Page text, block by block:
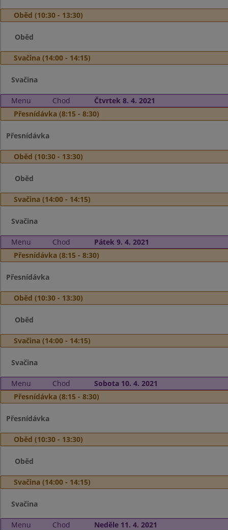
Oběd (10:30 - 13:30)
Oběd
Svačina (14:00 - 14:15)
Svačina
Menu Chod
Čtvrtek 8. 4. 2021
Přesnídávka (8:15 - 8:30)
Přesnídávka
Oběd (10:30 - 13:30)
Oběd
Svačina (14:00 - 14:15)
Svačina
Menu Chod
Pátek 9. 4. 2021
Přesnídávka (8:15 - 8:30)
Přesnídávka
Oběd (10:30 - 13:30)
Oběd
Svačina (14:00 - 14:15)
Svačina
Menu Chod
Sobota 10. 4. 2021
Přesnídávka (8:15 - 8:30)
Přesnídávka
Oběd (10:30 - 13:30)
Oběd
Svačina (14:00 - 14:15)
Svačina
Menu Chod
Neděle 11. 4. 2021